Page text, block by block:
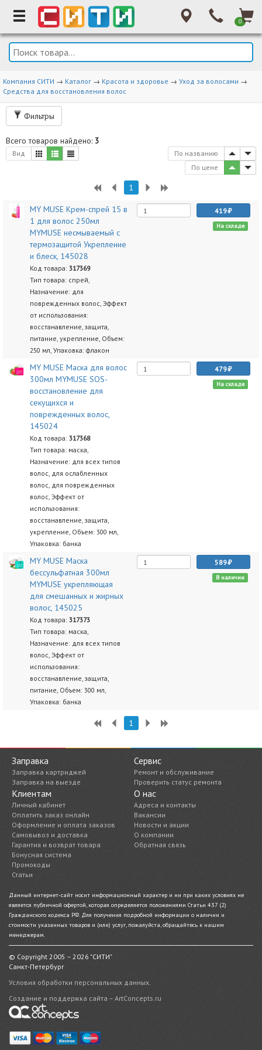
0
Компания СИТИ → Каталог → Красота и здоровье → Уход за волосами →
Средства для восстановления волос
Фильтры
Всего товаров найдено: 3
Вид
По названию
По цене
1
MY MUSE Крем-спрей 15 в
1 для волос 250мл
MYMUSE несмываемый с
термозащитой Укрепление
и блеск, 145028
Код товара: 317369
Тип товара: спрей,
Назначение: для
поврежденных волос, Эффект
от использования:
восстанавление, защита,
питание, укрепление, Объем:
250 мл, Упаковка: флакон
419
На складе
MY MUSE Маска для волос
300мл MYMUSE SOS-
восстановление для
секущихся и
поврежденных волос,
145024
Код товара: 317368
Тип товара: маска,
Назначение: для всех типов
волос, для ослабленных
волос, для поврежденных
волос, Эффект от
использования:
восстанавление, защита,
укрепление, Объем: 300 мл,
Упаковка: банка
479
На складе
MY MUSE Маска
беcсульфатная 300мл
MYMUSE укрепляющая
для смешанных и жирных
волос, 145025
Код товара: 317373
Тип товара: маска,
Назначение: для всех типов
волос, Эффект от
использования:
восстанавление, защита,
питание, Объем: 300 мл,
Упаковка: банка
589
В наличии
1
Заправка
Заправка картриджей
Заправка на выезде
Сервис
Ремонт и обслуживание
Проверить статус ремонта
Клиентам
Личный кабинет
Оплатить заказ онлайн
Оформление и оплата заказов
Самовывоз и доставка
Гарантия и возврат товара
Бонусная система
Промокоды
Статьи
О нас
Адреса и контакты
Вакансии
Новости и акции
О компании
Обратная связь
Данный интернет-сайт носит информационный характер и ни при каких условиях не
является публичной офертой, которая определяется положениями Статьи 437 (2)
Гражданского кодекса РФ. Для получения подробной информации о наличии и
стоимости указанных товаров и (или) услуг, пожалуйста, обращайтесь к нашим
менеджерам.
© Copyright 2005 – 2026 "СИТИ"
Санкт-Петербург
Условия обработки персональных данных.
Создание и поддержка сайта – ArtConcepts.ru